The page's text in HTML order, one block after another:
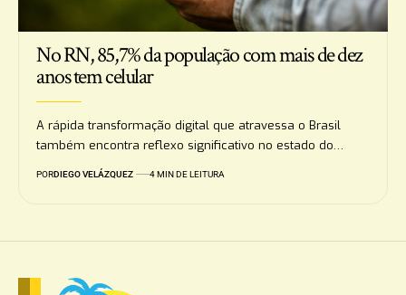
No RN, 85,7% da população com mais de dez
anos tem celular
A rápida transformação digital que atravessa o Brasil
também encontra reflexo significativo no estado do…
PORDIEGO VELÁZQUEZ 4 MIN DE LEITURA